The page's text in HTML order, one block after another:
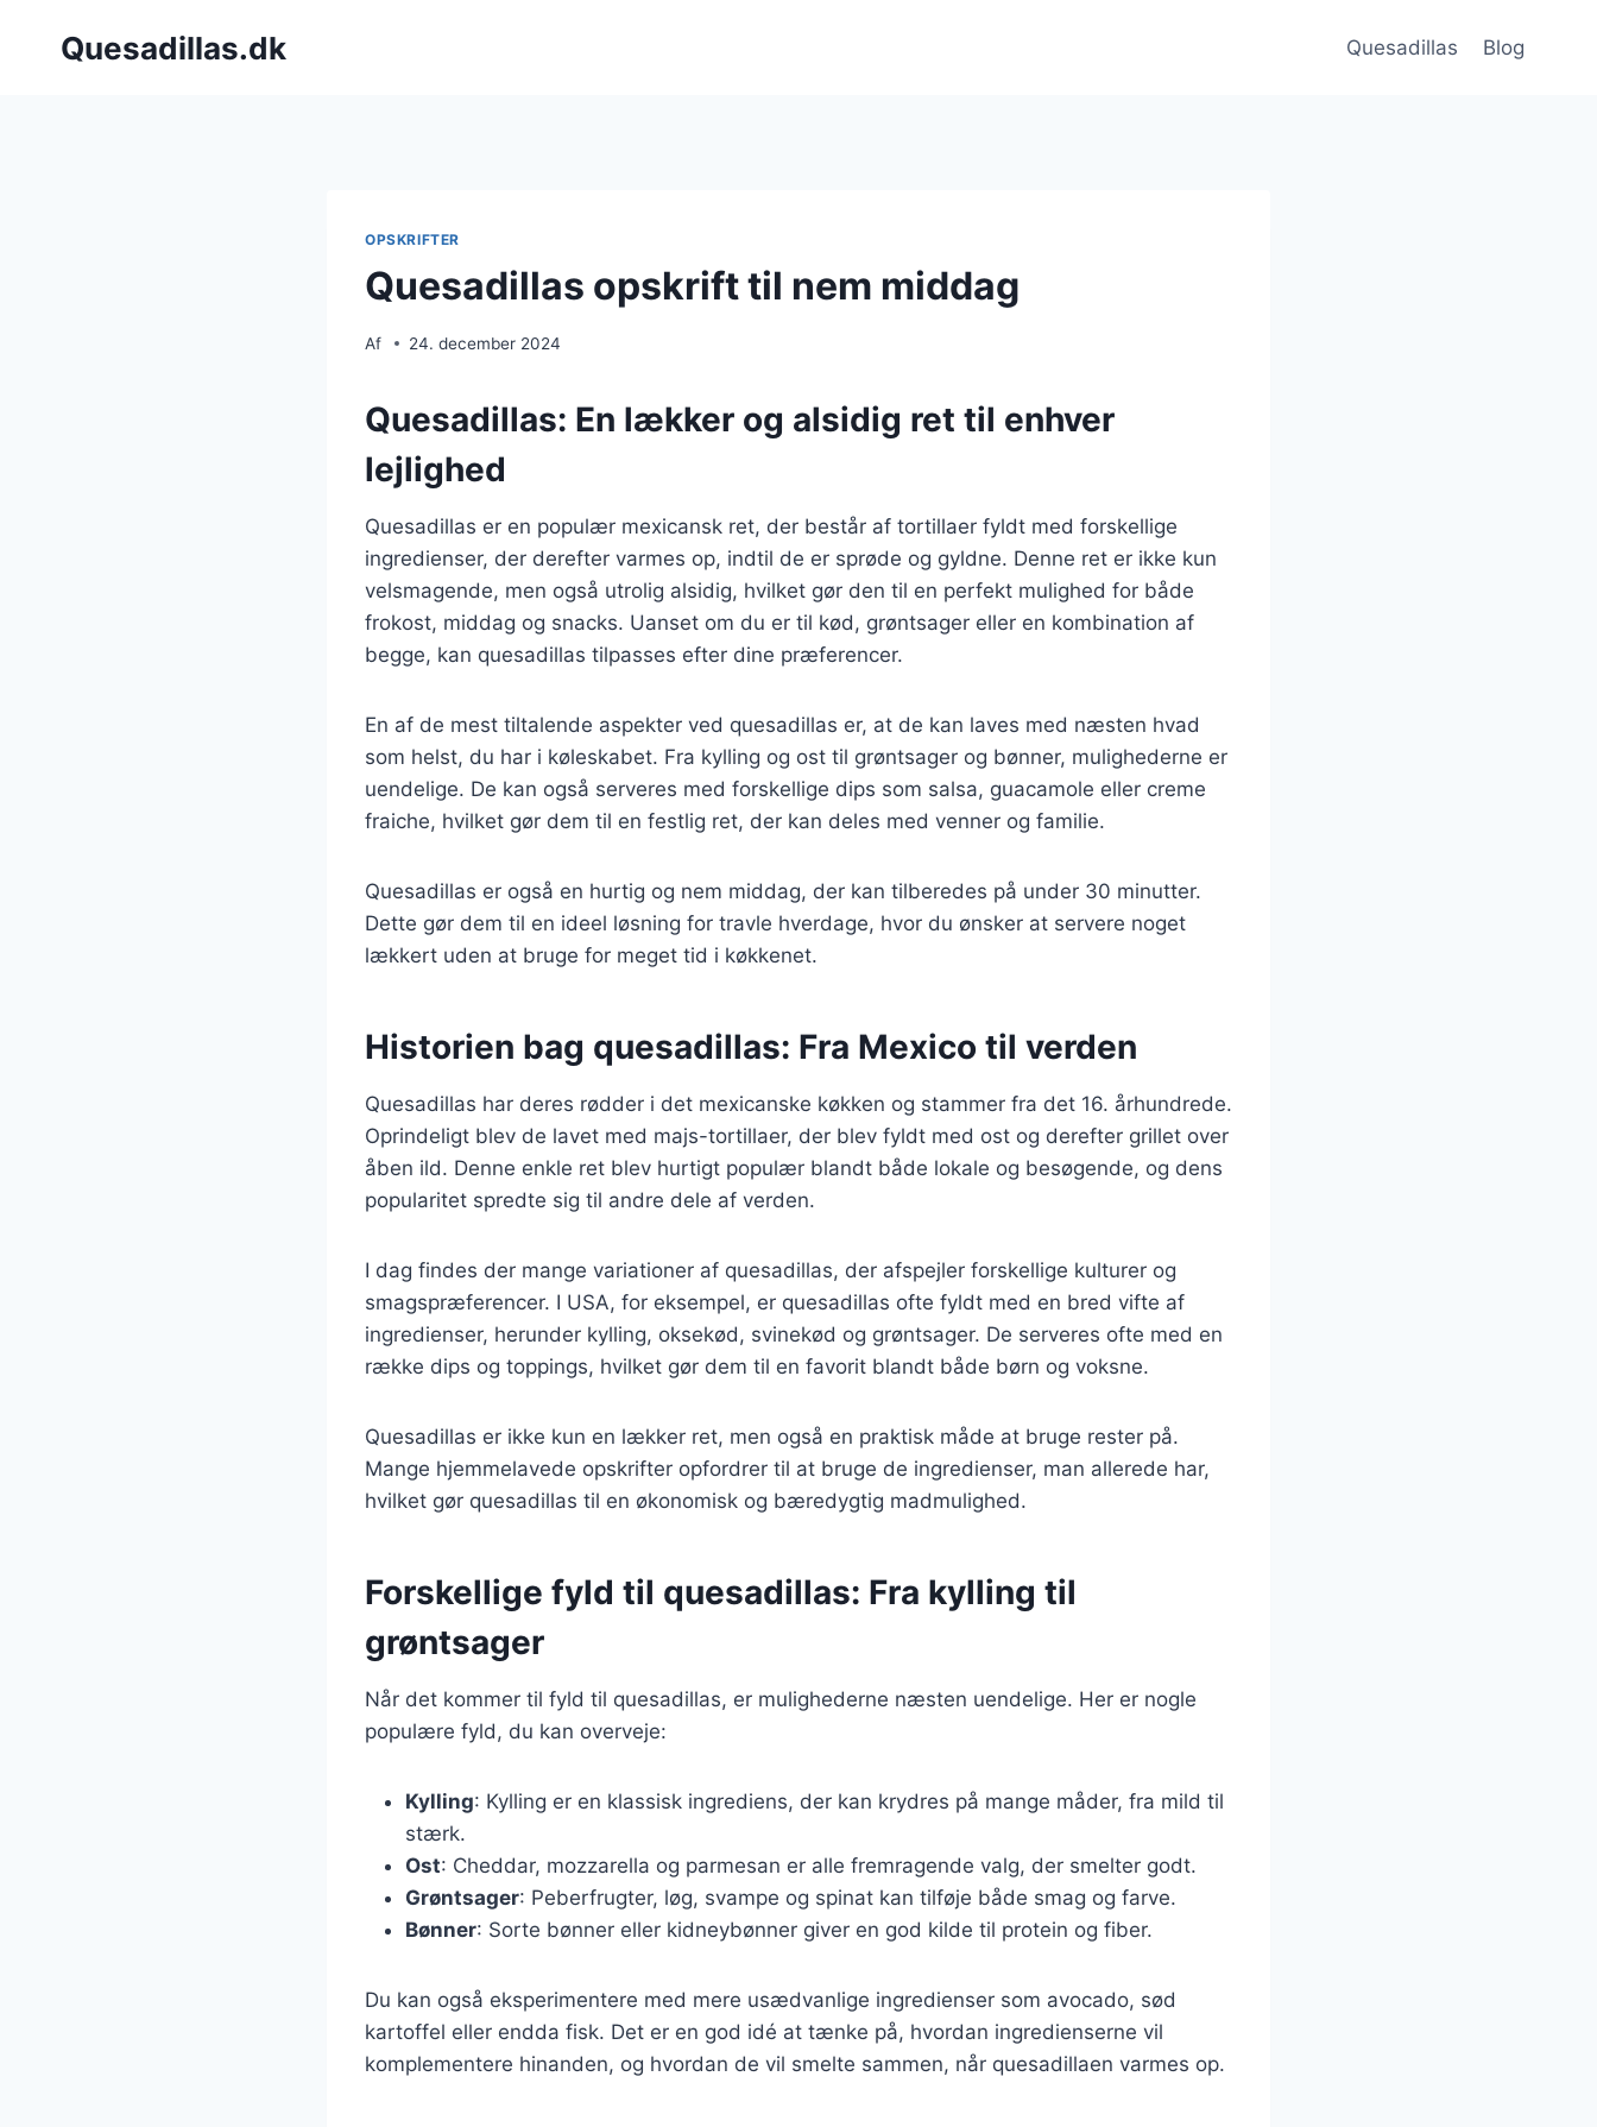
Quesadillas.dk Quesadillas Blog
OPSKRIFTER
Quesadillas opskrift til nem middag
Af 24. december 2024
Quesadillas: En lækker og alsidig ret til enhver
lejlighed
Quesadillas er en populær mexicansk ret, der består af tortillaer fyldt med forskellige
ingredienser, der derefter varmes op, indtil de er sprøde og gyldne. Denne ret er ikke kun
velsmagende, men også utrolig alsidig, hvilket gør den til en perfekt mulighed for både
frokost, middag og snacks. Uanset om du er til kød, grøntsager eller en kombination af
begge, kan quesadillas tilpasses efter dine præferencer.
En af de mest tiltalende aspekter ved quesadillas er, at de kan laves med næsten hvad
som helst, du har i køleskabet. Fra kylling og ost til grøntsager og bønner, mulighederne er
uendelige. De kan også serveres med forskellige dips som salsa, guacamole eller creme
fraiche, hvilket gør dem til en festlig ret, der kan deles med venner og familie.
Quesadillas er også en hurtig og nem middag, der kan tilberedes på under 30 minutter.
Dette gør dem til en ideel løsning for travle hverdage, hvor du ønsker at servere noget
lækkert uden at bruge for meget tid i køkkenet.
Historien bag quesadillas: Fra Mexico til verden
Quesadillas har deres rødder i det mexicanske køkken og stammer fra det 16. århundrede.
Oprindeligt blev de lavet med majs-tortillaer, der blev fyldt med ost og derefter grillet over
åben ild. Denne enkle ret blev hurtigt populær blandt både lokale og besøgende, og dens
popularitet spredte sig til andre dele af verden.
I dag findes der mange variationer af quesadillas, der afspejler forskellige kulturer og
smagspræferencer. I USA, for eksempel, er quesadillas ofte fyldt med en bred vifte af
ingredienser, herunder kylling, oksekød, svinekød og grøntsager. De serveres ofte med en
række dips og toppings, hvilket gør dem til en favorit blandt både børn og voksne.
Quesadillas er ikke kun en lækker ret, men også en praktisk måde at bruge rester på.
Mange hjemmelavede opskrifter opfordrer til at bruge de ingredienser, man allerede har,
hvilket gør quesadillas til en økonomisk og bæredygtig madmulighed.
Forskellige fyld til quesadillas: Fra kylling til
grøntsager
Når det kommer til fyld til quesadillas, er mulighederne næsten uendelige. Her er nogle
populære fyld, du kan overveje:
Kylling: Kylling er en klassisk ingrediens, der kan krydres på mange måder, fra mild til
stærk.
Ost: Cheddar, mozzarella og parmesan er alle fremragende valg, der smelter godt.
Grøntsager: Peberfrugter, løg, svampe og spinat kan tilføje både smag og farve.
Bønner: Sorte bønner eller kidneybønner giver en god kilde til protein og fiber.
Du kan også eksperimentere med mere usædvanlige ingredienser som avocado, sød
kartoffel eller endda fisk. Det er en god idé at tænke på, hvordan ingredienserne vil
komplementere hinanden, og hvordan de vil smelte sammen, når quesadillaen varmes op.